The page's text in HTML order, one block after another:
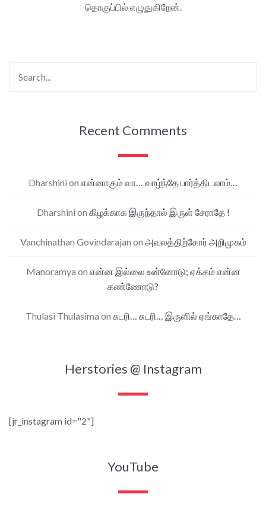
தொகுப்பில் எழுதுகிறேன்.
Recent Comments
Dharshini on என்னாகும் வா… வாழ்ந்தே பார்த்திடலாம்…
Dharshini on கிழக்காக இருந்தால் இருள் சேராதே !
Vanchinathan Govindarajan on அவலத்திற்கோர் அறிமுகம்
Manoramya on என்ன இல்லை உன்னோடு; ஏக்கம் என்ன
கண்ணோடு?
Thulasi Thulasima on சுடரி… சுடரி… இருளில் ஏங்காதே…
Herstories @ Instagram
[jr_instagram id="2"]
YouTube